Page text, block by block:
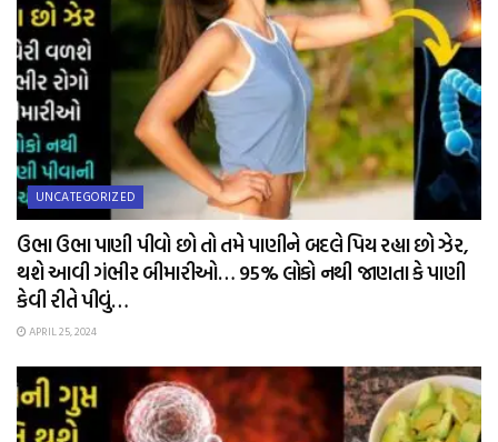
UNCATEGORIZED
ઉભા ઉભા પાણી પીવો છો તો તમે પાણીને બદલે પિય રહ્યા છો ઝેર,
થશે આવી ગંભીર બીમારીઓ… 95% લોકો નથી જાણતા કે પાણી
કેવી રીતે પીવું…
APRIL 25, 2024